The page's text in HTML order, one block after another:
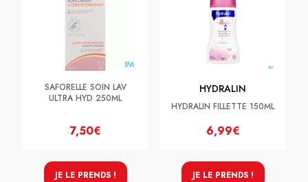
SAFORELLE SOIN LAV
ULTRA HYD 250ML
7,50€
JE LE PRENDS !
HYDRALIN
HYDRALIN FILLETTE 150ML
6,99€
JE LE PRENDS !